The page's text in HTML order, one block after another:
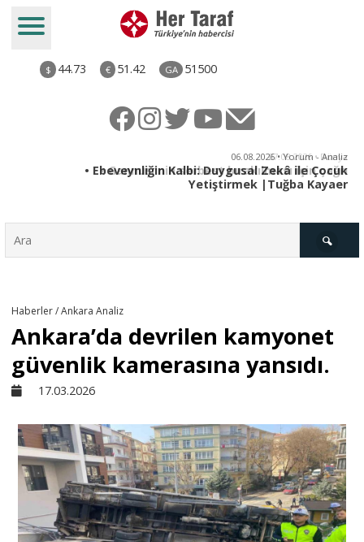
$ 44.73 € 51.42 GA 51500
06.08.2026 • Yorum - Analiz
• Ebeveynliğin Kalbi: Duygusal Zekâ ile Çocuk
Yetiştirmek |Tuğba Kayaer
Kültür - Sanat
Ekonomi
Haberler / Ankara Analiz
Ankara’da devrilen kamyonet
güvenlik kamerasına yansıdı.
17.03.2026